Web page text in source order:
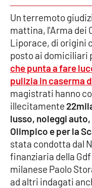
Meteo
Editoriali
VIDEO
Ambiente
Cronaca
Cultura
Economia e
Un terremoto
mattina, l'Arma dei
Liporace, di origini
posto ai domiciliari
che punta a fare
pulizia in caserma
magistrati hanno
illecitamente
lusso, noleggi
Olimpico e per la
stata condotta dal
finanziaria della
milanese Paolo
ad altri indagati